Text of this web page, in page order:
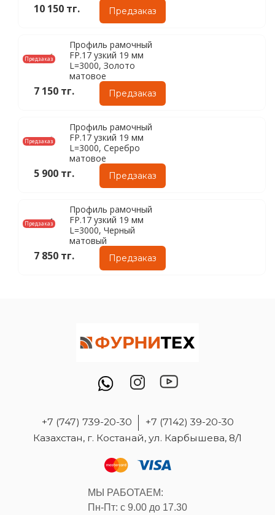
10 150 тг. Предзаказ
Предзаказ
Профиль рамочный
FP.17 узкий 19 мм
L=3000, Золото
матовое
7 150 тг. Предзаказ
Предзаказ
Профиль рамочный
FP.17 узкий 19 мм
L=3000, Серебро
матовое
5 900 тг. Предзаказ
Предзаказ
Профиль рамочный
FP.17 узкий 19 мм
L=3000, Черный
матовый
7 850 тг. Предзаказ
+7 (747) 739-20-30
+7 (7142) 39-20-30
Казахстан, г. Костанай, ул. Карбышева, 8/1
МЫ РАБОТАЕМ:
Пн-Пт: с 9.00 до 17.30